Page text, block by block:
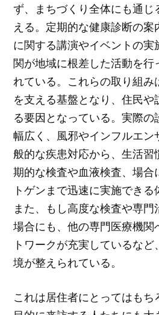
ず、まちづくり全体にも通
える。定期的な健康診断の
に関する講演やイベントの実
関が地域に根差した活動を行
れている。これらの取り組み
を支える基盤となり、住民
る要因となっている。実際の
幅広く、風邪やインフルエン
般的な疾患対応から、生活習
期的な検査や血液検査、場合
トゲンまで迅速に実施できる
また、もし高度な検査や専
場合にも、他の専門医療機関
トワークが充実しているな
境が整えられている。
これは居住者にとってはもち